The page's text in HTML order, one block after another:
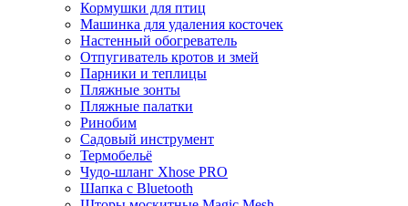
Кормушки для птиц
Машинка для удаления косточек
Настенный обогреватель
Отпугиватель кротов и змей
Парники и теплицы
Пляжные зонты
Пляжные палатки
Ринобим
Садовый инструмент
Термобельё
Чудо-шланг Xhose PRO
Шапка с Bluetooth